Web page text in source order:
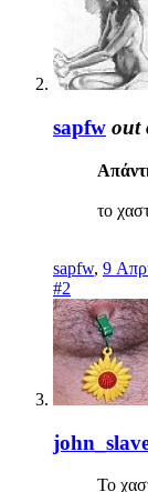
sapfw out
το
sapfw, 9
#2
Το